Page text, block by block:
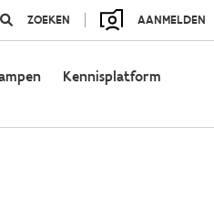
ZOEKEN AANMELDEN
Kennisplatform